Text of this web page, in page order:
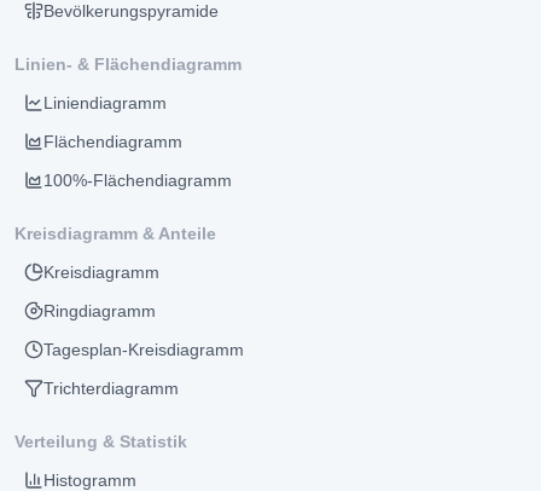
Bevölkerungspyramide
Linien- & Flächendiagramm
Liniendiagramm
Flächendiagramm
100%-Flächendiagramm
Kreisdiagramm & Anteile
Kreisdiagramm
Ringdiagramm
Tagesplan-Kreisdiagramm
Trichterdiagramm
Verteilung & Statistik
Histogramm